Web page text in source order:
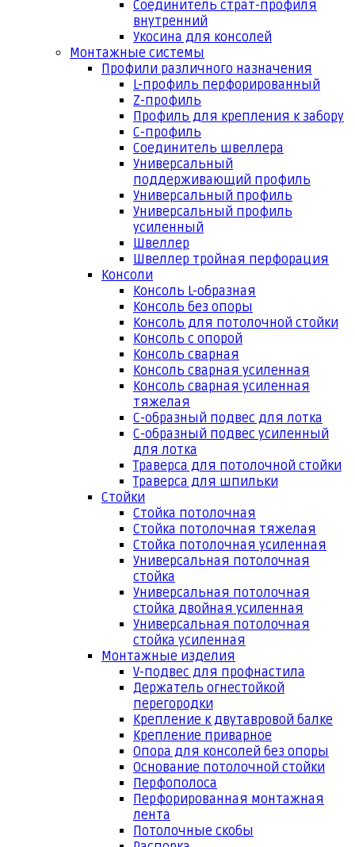
Соединитель страт-профиля
внутренний
Укосина для консолей
Монтажные системы
Профили различного назначения
L-профиль перфорированный
Z-профиль
Профиль для крепления к забору
С-профиль
Соединитель швеллера
Универсальный
поддерживающий профиль
Универсальный профиль
Универсальный профиль
усиленный
Швеллер
Швеллер тройная перфорация
Консоли
Консоль L-образная
Консоль без опоры
Консоль для потолочной стойки
Консоль с опорой
Консоль сварная
Консоль сварная усиленная
Консоль сварная усиленная
тяжелая
С-образный подвес для лотка
С-образный подвес усиленный
для лотка
Траверса для потолочной стойки
Траверса для шпильки
Стойки
Стойка потолочная
Стойка потолочная тяжелая
Стойка потолочная усиленная
Универсальная потолочная
стойка
Универсальная потолочная
стойка двойная усиленная
Универсальная потолочная
стойка усиленная
Монтажные изделия
V-подвес для профнастила
Держатель огнестойкой
перегородки
Крепление к двутавровой балке
Крепление приварное
Опора для консолей без опоры
Основание потолочной стойки
Перфополоса
Перфорированная монтажная
лента
Потолочные скобы